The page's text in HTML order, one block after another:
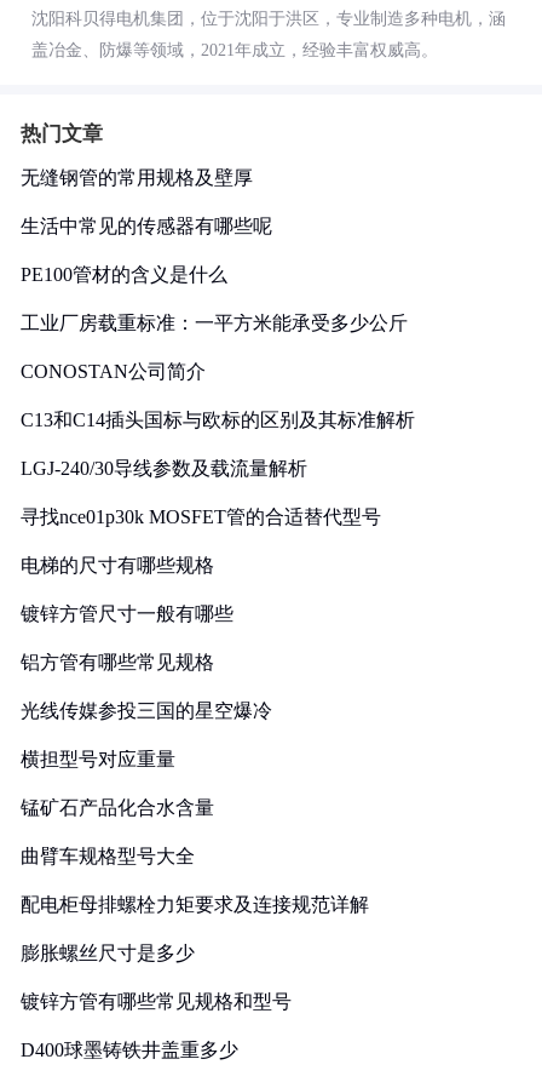
沈阳科贝得电机集团，位于沈阳于洪区，专业制造多种电机，涵
盖冶金、防爆等领域，2021年成立，经验丰富权威高。
热门文章
无缝钢管的常用规格及壁厚
生活中常见的传感器有哪些呢
PE100管材的含义是什么
工业厂房载重标准：一平方米能承受多少公斤
CONOSTAN公司简介
C13和C14插头国标与欧标的区别及其标准解析
LGJ-240/30导线参数及载流量解析
寻找nce01p30k MOSFET管的合适替代型号
电梯的尺寸有哪些规格
镀锌方管尺寸一般有哪些
铝方管有哪些常见规格
光线传媒参投三国的星空爆冷
横担型号对应重量
锰矿石产品化合水含量
曲臂车规格型号大全
配电柜母排螺栓力矩要求及连接规范详解
膨胀螺丝尺寸是多少
镀锌方管有哪些常见规格和型号
D400球墨铸铁井盖重多少